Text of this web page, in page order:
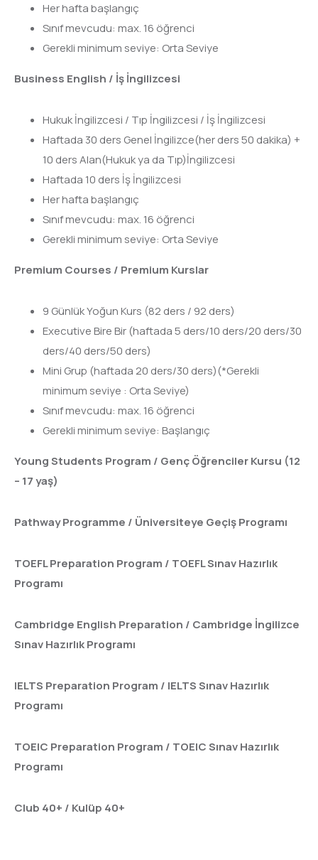
Her hafta başlangıç
Sınıf mevcudu: max. 16 öğrenci
Gerekli minimum seviye: Orta Seviye
Business English / İş İngilizcesi
Hukuk İngilizcesi / Tıp İngilizcesi / İş İngilizcesi
Haftada 30 ders Genel İngilizce(her ders 50 dakika) +
10 ders Alan(Hukuk ya da Tıp)İngilizcesi
Haftada 10 ders İş İngilizcesi
Her hafta başlangıç
Sınıf mevcudu: max. 16 öğrenci
Gerekli minimum seviye: Orta Seviye
Premium Courses / Premium Kurslar
9 Günlük Yoğun Kurs (82 ders / 92 ders)
Executive Bire Bir (haftada 5 ders/10 ders/20 ders/30
ders/40 ders/50 ders)
Mini Grup (haftada 20 ders/30 ders)(*Gerekli
minimum seviye : Orta Seviye)
Sınıf mevcudu: max. 16 öğrenci
Gerekli minimum seviye: Başlangıç
Young Students Program / Genç Öğrenciler Kursu (12
– 17 yaş)
Pathway Programme / Üniversiteye Geçiş Programı
TOEFL Preparation Program / TOEFL Sınav Hazırlık
Programı
Cambridge English Preparation / Cambridge İngilizce
Sınav Hazırlık Programı
IELTS Preparation Program / IELTS Sınav Hazırlık
Programı
TOEIC Preparation Program / TOEIC Sınav Hazırlık
Programı
Club 40+ / Kulüp 40+